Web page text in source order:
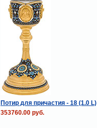
Потир для причастия - 18 (1.0 L)
353760.00 руб.